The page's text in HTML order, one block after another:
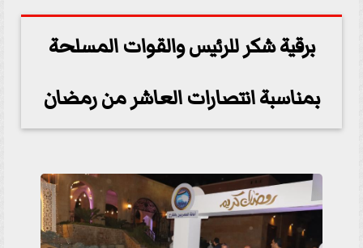
برقية شكر للرئيس والقوات المسلحة
بمناسبة انتصارات العاشر من رمضان